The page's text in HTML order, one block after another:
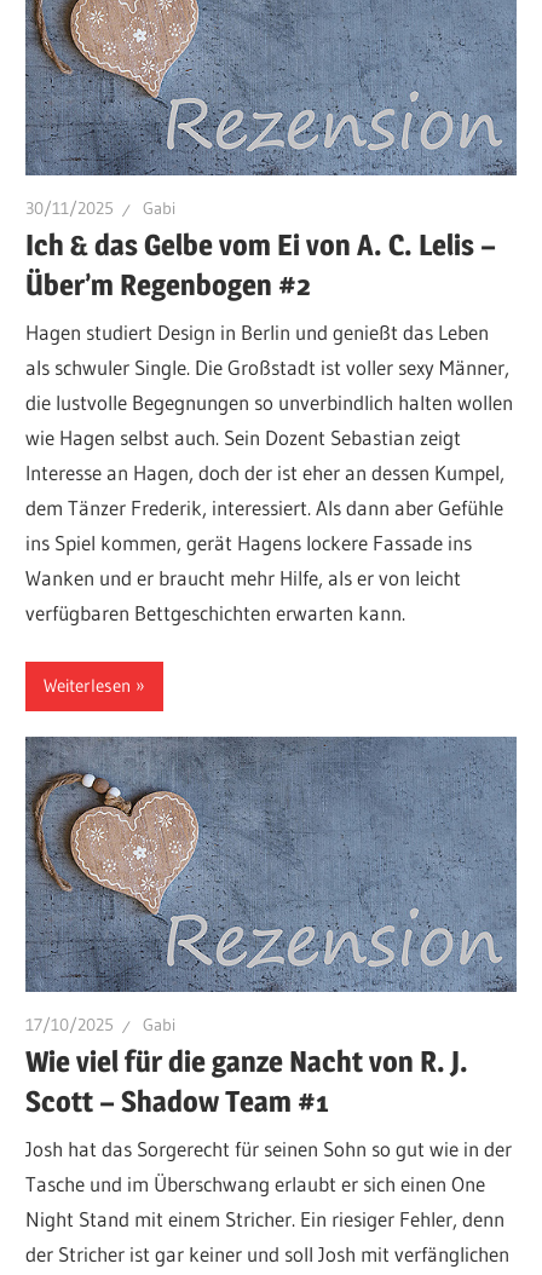
30/11/2025 Gabi
Ich & das Gelbe vom Ei von A. C. Lelis –
Über’m Regenbogen #2
Hagen studiert Design in Berlin und genießt das Leben
als schwuler Single. Die Großstadt ist voller sexy Männer,
die lustvolle Begegnungen so unverbindlich halten wollen
wie Hagen selbst auch. Sein Dozent Sebastian zeigt
Interesse an Hagen, doch der ist eher an dessen Kumpel,
dem Tänzer Frederik, interessiert. Als dann aber Gefühle
ins Spiel kommen, gerät Hagens lockere Fassade ins
Wanken und er braucht mehr Hilfe, als er von leicht
verfügbaren Bettgeschichten erwarten kann.
Weiterlesen
17/10/2025 Gabi
Wie viel für die ganze Nacht von R. J.
Scott – Shadow Team #1
Josh hat das Sorgerecht für seinen Sohn so gut wie in der
Tasche und im Überschwang erlaubt er sich einen One
Night Stand mit einem Stricher. Ein riesiger Fehler, denn
der Stricher ist gar keiner und soll Josh mit verfänglichen